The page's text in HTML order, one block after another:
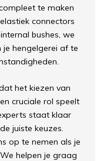
te maken
connectors
bushes, we
hengelgerei af te
het kiezen van
cruciale rol speelt
staat klaar
juiste keuzes.
op te nemen als je
helpen je graag